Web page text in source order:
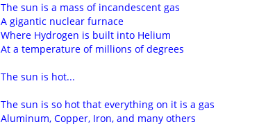
The sun is a mass of incandescent gas
A gigantic nuclear furnace
Where Hydrogen is built into Helium
At a temperature of millions of degrees
The sun is hot...
The sun is so hot that everything on it is a gas
Aluminum, Copper, Iron, and many others